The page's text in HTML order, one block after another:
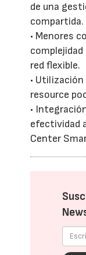
de una
compartida.
• Menores
red flexible.
•
resource
•
efectividad
Center